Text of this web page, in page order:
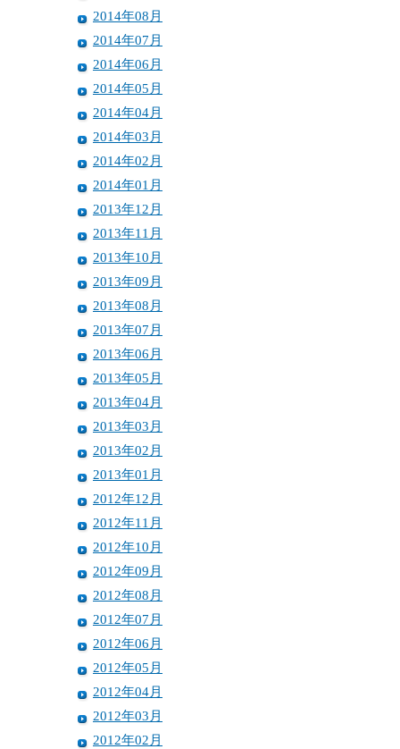
2014年08月
2014年07月
2014年06月
2014年05月
2014年04月
2014年03月
2014年02月
2014年01月
2013年12月
2013年11月
2013年10月
2013年09月
2013年08月
2013年07月
2013年06月
2013年05月
2013年04月
2013年03月
2013年02月
2013年01月
2012年12月
2012年11月
2012年10月
2012年09月
2012年08月
2012年07月
2012年06月
2012年05月
2012年04月
2012年03月
2012年02月